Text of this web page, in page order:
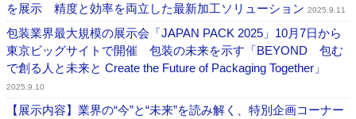
を展示 精度と効率を両立した最新加工ソリューション 2025.9.11
包装業界最大規模の展示会「JAPAN PACK 2025」10月7日から
東京ビッグサイトで開催 包装の未来を示す「BEYOND 包む
で創る人と未来と Create the Future of Packaging Together」
2025.9.10
【展示内容】業界の“今”と“未来”を読み解く、特別企画コーナー